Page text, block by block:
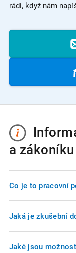
rádi, když nám
a
Co je to pracovní
Pracovní poměr je
zaměstnancem a
zaměstnání.
Jaká je zkušební
Zkušební doba
zaměstnavatel
Jaké jsou